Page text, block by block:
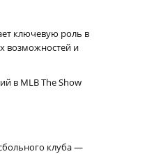
ключевую роль в
возможностей и
в MLB The Show
клуба —